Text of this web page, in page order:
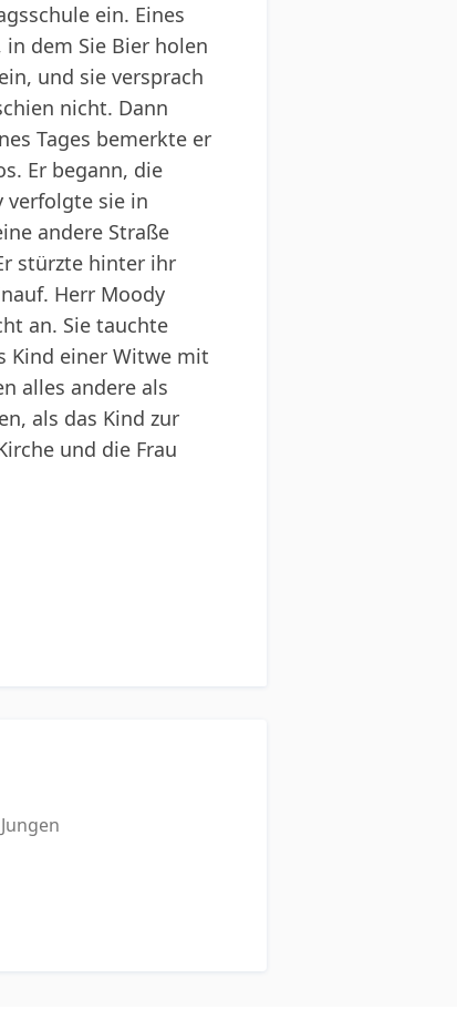
ein. Eines
dem Sie Bier holen
und sie versprach
nicht. Dann
Tages bemerkte er
Er begann, die
verfolgte sie in
andere Straße
stürzte hinter ihr
Herr Moody
an. Sie tauchte
Kind einer Witwe mit
alles andere als
als das Kind zur
und die Frau